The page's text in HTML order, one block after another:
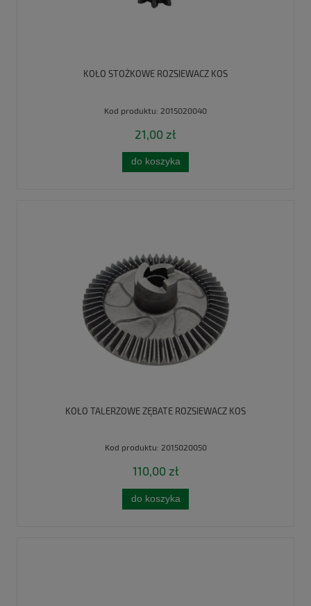
KOŁO STOŻKOWE ROZSIEWACZ KOS
Kod produktu: 2015020040
21,00 zł
do koszyka
KOŁO TALERZOWE ZĘBATE ROZSIEWACZ KOS
Kod produktu: 2015020050
110,00 zł
do koszyka